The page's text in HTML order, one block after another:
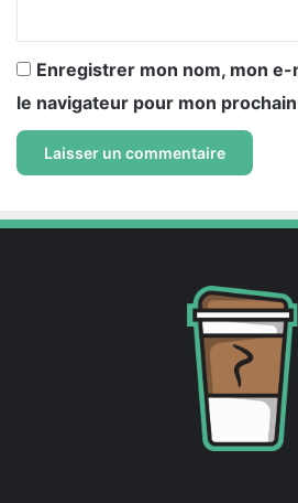
Enregistrer mon nom, mon
le navigateur pour mon